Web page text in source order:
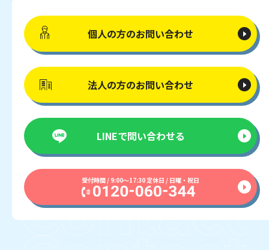
個人の方のお問い合わせ
法人の方のお問い合わせ
LINEで問い合わせる
受付時間 / 9:00〜17:30 定休日 / 日曜・祝日